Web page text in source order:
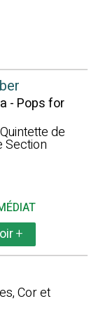
- Pops for
de
Section
+
Cor et